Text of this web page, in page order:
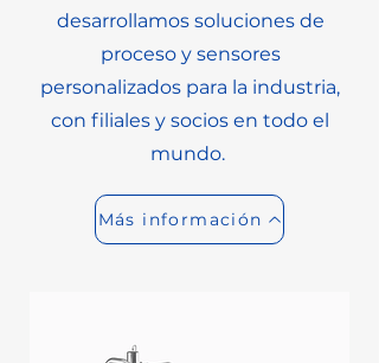
desarrollamos soluciones de
proceso y sensores
personalizados para la industria,
con filiales y socios en todo el
mundo.
Más información